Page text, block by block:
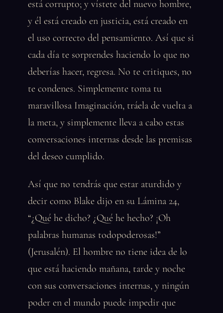
está corrupto; y vístete del nuevo hombre,
y él está creado en justicia, está creado en
el uso correcto del pensamiento. Así que si
cada día te sorprendes haciendo lo que no
deberías hacer, regresa. No te critiques, no
te condenes. Simplemente toma tu
maravillosa Imaginación, tráela de vuelta a
la meta, y simplemente lleva a cabo estas
conversaciones internas desde las premisas
del deseo cumplido.
Así que no tendrás que estar aturdido y
decir como Blake dijo en su Lámina 24,
“¿Qué he dicho? ¿Qué he hecho? ¡Oh
palabras humanas todopoderosas!”
(Jerusalén). El hombre no tiene idea de lo
que está haciendo mañana, tarde y noche
con sus conversaciones internas, y ningún
poder en el mundo puede impedir que